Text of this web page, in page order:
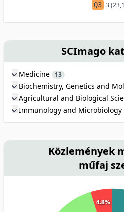
Q3 3
SCImago
Medicine 13
Biochemistry, Genetics and
Agricultural and Biological
Immunology and Microbiology
Közlemények
műfaj
4.8%